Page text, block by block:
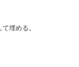
埋める。